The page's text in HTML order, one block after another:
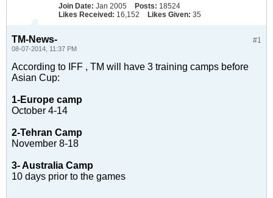
Join Date: Jan 2005 Posts: 18524
Likes Received: 16,152 Likes Given: 35
#1
TM-News-
08-07-2014, 11:37 PM
According to IFF , TM will have 3 training camps before
Asian Cup:
1-Europe camp
October 4-14
2-Tehran Camp
November 8-18
3- Australia Camp
10 days prior to the games